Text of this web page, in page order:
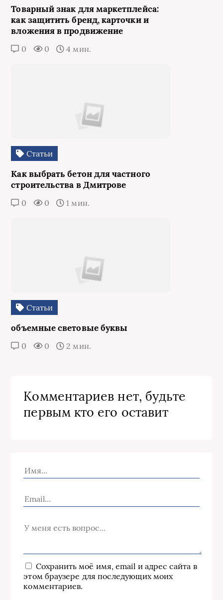
Товарный знак для маркетплейса:
как защитить бренд, карточки и
вложения в продвижение
0 0 4 мин.
Статьи
Как выбрать бетон для частного
строительства в Дмитрове
0 0 1 мин.
Статьи
объемные световые буквы
0 0 2 мин.
Комментариев нет, будьте
первым кто его оставит
Сохранить моё имя, email и адрес сайта в
этом браузере для последующих моих
комментариев.